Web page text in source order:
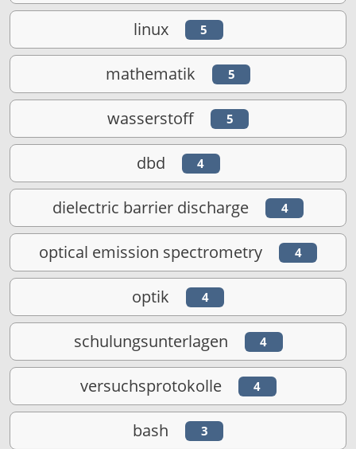
linux 5
mathematik 5
wasserstoff 5
dbd 4
dielectric barrier discharge 4
optical emission spectrometry 4
optik 4
schulungsunterlagen 4
versuchsprotokolle 4
bash 3